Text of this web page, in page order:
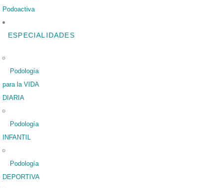
Podoactiva
ESPECIALIDADES
Podología
para la VIDA
DIARIA
Podología
INFANTIL
Podología
DEPORTIVA